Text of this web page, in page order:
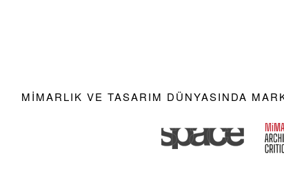
MIMARLIK VE TASARIM DÜNYASINDA